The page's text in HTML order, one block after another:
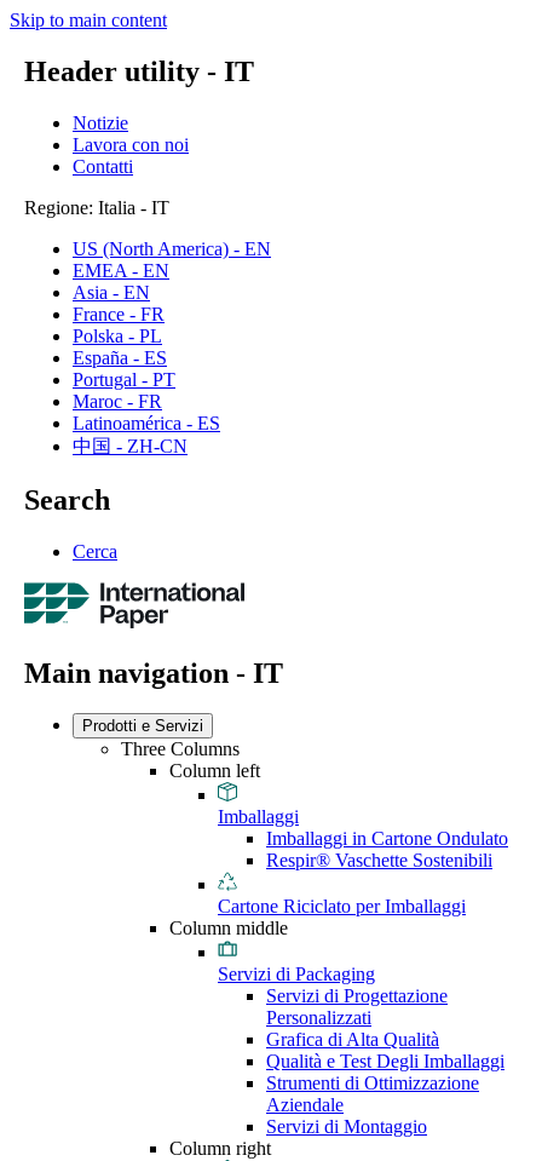
Skip to main content
Header utility - IT
Notizie
Lavora con noi
Contatti
Regione: Italia - IT
US (North America) - EN
EMEA - EN
Asia - EN
France - FR
Polska - PL
España - ES
Portugal - PT
Maroc - FR
Latinoamérica - ES
中国 - ZH-CN
Search
Cerca
Main navigation - IT
Prodotti e Servizi
Three Columns
Column left
Imballaggi
Imballaggi in Cartone Ondulato
Respir® Vaschette Sostenibili
Cartone Riciclato per Imballaggi
Column middle
Servizi di Packaging
Servizi di Progettazione
Personalizzati
Grafica di Alta Qualità
Qualità e Test Degli Imballaggi
Strumenti di Ottimizzazione
Aziendale
Servizi di Montaggio
Column right